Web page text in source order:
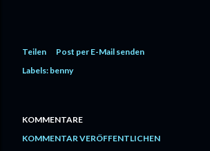
Teilen
Post per E-Mail senden
Labels: benny
KOMMENTARE
KOMMENTAR VERÖFFENTLICHEN